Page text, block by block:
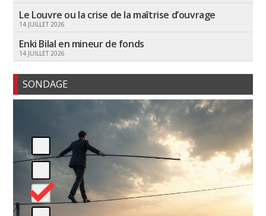
Le Louvre ou la crise de la maîtrise d’ouvrage
14 JUILLET 2026
Enki Bilal en mineur de fonds
14 JUILLET 2026
SONDAGE